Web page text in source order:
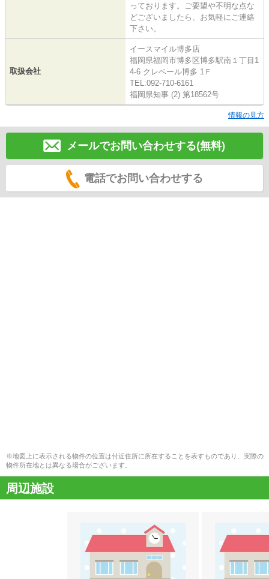
っております。ご要望や不明な点な
どございましたら、お気軽にご連絡
下さい。
取扱会社
イースマイル博多店
福岡県福岡市博多区博多駅南１丁目1
4-6 クレベール博多 1Ｆ
TEL:092-710-6161
福岡県知事 (2) 第18562号
情報の見方
メールでお問い合わせする(無料)
電話でお問い合わせする
※地図上に表示される物件の位置は付近住所に所在することを表すものであり、実際の
物件所在地とは異なる場合がございます。
周辺施設